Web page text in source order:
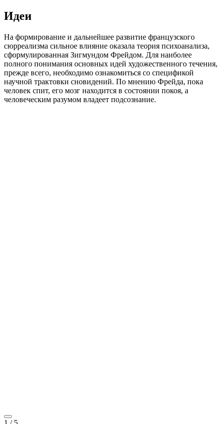
Идеи
На формирование и дальнейшее развитие французского
сюрреализма сильное влияние оказала теория психоанализа,
сформулированная Зигмундом Фрейдом. Для наиболее
полного понимания основных идей художественного течения,
прежде всего, необходимо ознакомиться со спецификой
научной трактовки сновидений. По мнению Фрейда, пока
человек спит, его мозг находится в состоянии покоя, а
человеческим разумом владеет подсознание.